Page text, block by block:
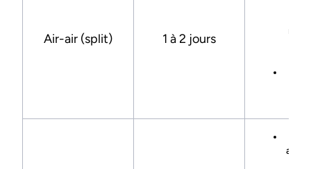
Air-air (split) 1 à 2 jours